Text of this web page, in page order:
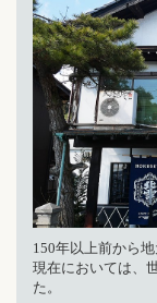
150年以上前から
現在においては、
た。